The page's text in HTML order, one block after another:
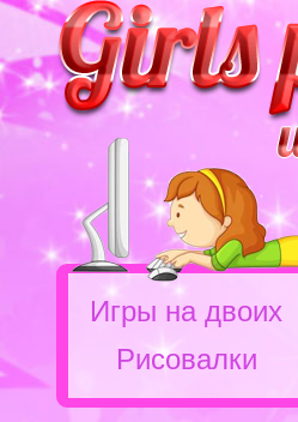
Игры на двоих
Рисовалки